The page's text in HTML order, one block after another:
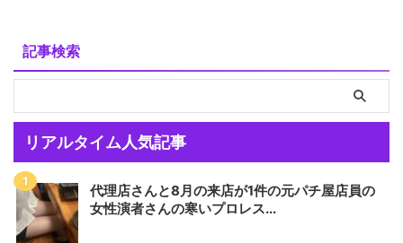
記事検索
リアルタイム人気記事
代理店さんと8月の来店が1件の元パチ屋店員の
女性演者さんの寒いプロレス...